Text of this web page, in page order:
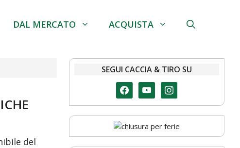
DAL MERCATO ACQUISTA
del
SEGUI CACCIA & TIRO SU
facebookyoutubeinstagram